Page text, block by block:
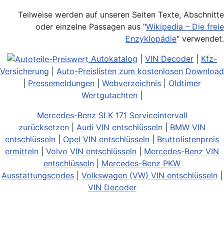
Teilweise werden auf unseren Seiten Texte, Abschnitte
oder einzelne Passagen aus "Wikipedia – Die freie
Enzyklopädie" verwendet.
Autokatalog
VIN Decoder
Kfz-
Versicherung
Auto-Preislisten zum kostenlosen Download
Pressemeldungen Webverzeichnis
Oldtimer
Wertgutachten
Mercedes-Benz SLK 171 Serviceintervall
zurücksetzen
Audi VIN entschlüsseln
BMW VIN
entschlüsseln
Opel VIN entschlüsseln
Bruttolistenpreis
ermitteln
Volvo VIN entschlüsseln
Mercedes-Benz VIN
entschlüsseln
Mercedes-Benz PKW
Ausstattungscodes
Volkswagen (VW) VIN entschlüsseln
VIN Decoder